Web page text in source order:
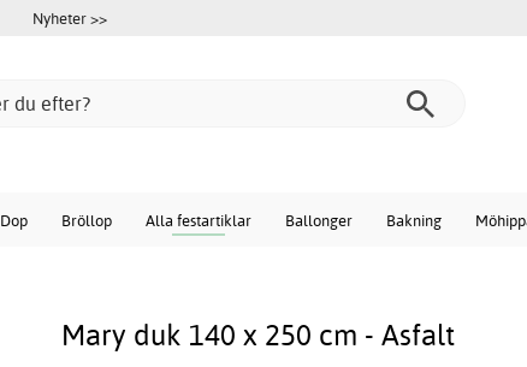
Nyheter >>
Dop Bröllop Alla festartiklar Ballonger Bakning
Mary duk 140 x 250 cm - Asfalt